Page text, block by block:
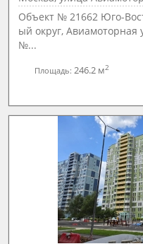
Объект № 21662 Юго-
ый округ, Авиамоторная
№...
Площадь: 246.2 м2